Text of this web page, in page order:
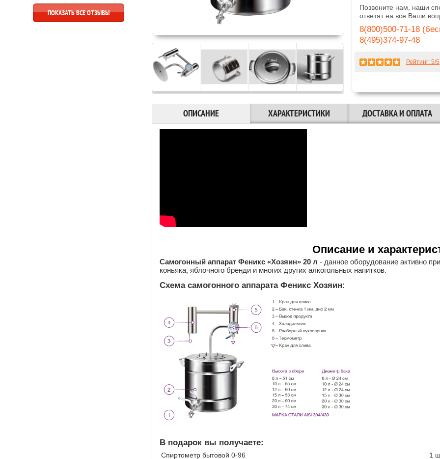
ПОКАЗАТЬ ВСЕ ОТЗЫВЫ
Позвоните нам, наши
ответят на все Ваши
8(800)500-71-18
8(495)374-97-48
Рейтинг: 5/5
ОПИСАНИЕ ХАРАКТЕРИСТИКИ ДОСТАВКА И ОПЛАТА
Описание и
Самогонный аппарат Феникс «Хозяин» 20 л - данное оборудование активно
коньяка, яблочного бренди и многих других алкогольных напитков.
Схема самогонного аппарата Феникс Хозяин:
В подарок вы получаете:
Спиртометр бытовой 0-96
1